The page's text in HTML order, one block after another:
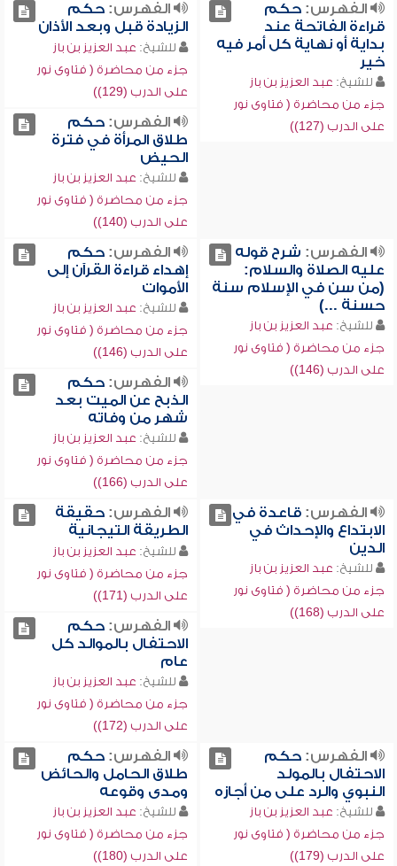
الفهرس:حكم
قراءة الفاتحة عند
بداية أو نهاية كل أمر فيه
خير
للشيخ: عبد العزيز بن باز
جزء من محاضرة ( فتاوى نور
على الدرب (127))
الفهرس:حكم
الزيادة قبل وبعد الأذان
للشيخ: عبد العزيز بن باز
جزء من محاضرة ( فتاوى نور
على الدرب (129))
الفهرس:حكم
طلاق المرأة في فترة
الحيض
للشيخ: عبد العزيز بن باز
جزء من محاضرة ( فتاوى نور
على الدرب (140))
الفهرس: شرح قوله
عليه الصلاة والسلام:
(من سن في الإسلام سنة
حسنة ...)
للشيخ: عبد العزيز بن باز
جزء من محاضرة ( فتاوى نور
على الدرب (146))
الفهرس:حكم
إهداء قراءة القرآن إلى
الأموات
للشيخ: عبد العزيز بن باز
جزء من محاضرة ( فتاوى نور
على الدرب (146))
الفهرس:حكم
الذبح عن الميت بعد
شهر من وفاته
للشيخ: عبد العزيز بن باز
جزء من محاضرة ( فتاوى نور
على الدرب (166))
الفهرس:قاعدة في
الابتداع والإحداث في
الدين
للشيخ: عبد العزيز بن باز
جزء من محاضرة ( فتاوى نور
على الدرب (168))
الفهرس:حقيقة
الطريقة التيجانية
للشيخ: عبد العزيز بن باز
جزء من محاضرة ( فتاوى نور
على الدرب (171))
الفهرس:حكم
الاحتفال بالموالد كل
عام
للشيخ: عبد العزيز بن باز
جزء من محاضرة ( فتاوى نور
على الدرب (172))
الفهرس:حكم
الاحتفال بالمولد
النبوي والرد على من أجازه
للشيخ: عبد العزيز بن باز
جزء من محاضرة ( فتاوى نور
على الدرب (179))
الفهرس:حكم
طلاق الحامل والحائض
ومدى وقوعه
للشيخ: عبد العزيز بن باز
جزء من محاضرة ( فتاوى نور
على الدرب (180))